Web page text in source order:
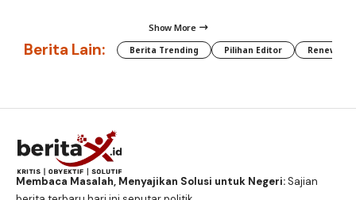
Show More
Berita Lain: Berita Trending Pilihan Editor
Membaca Masalah, Menyajikan Solusi untuk Negeri:Sajian